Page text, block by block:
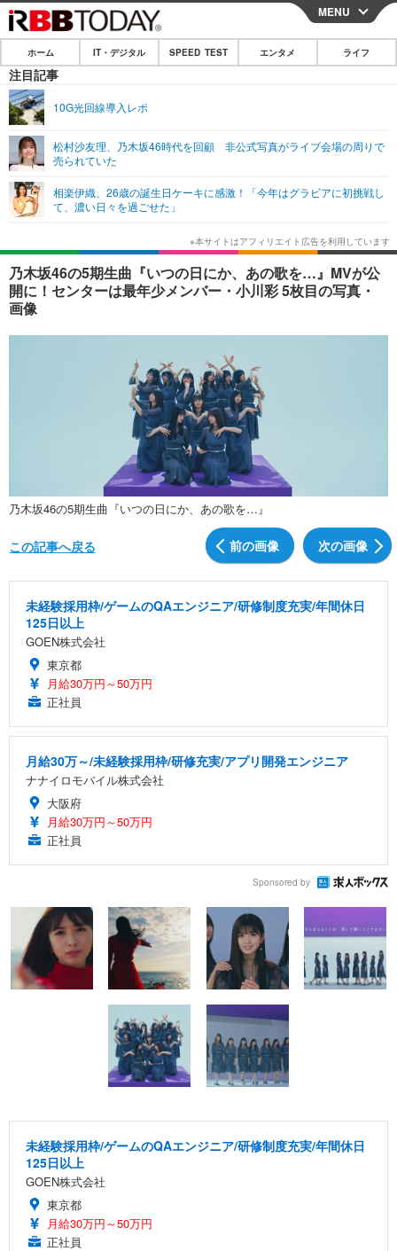
CLOSE
ホーム
IT・デジタル
ネタ
ショッピング その他
SPEED TEST
エンタメ
エンタメTOP
韓国・芸能
音楽 スポーツ
ライフ
ライフTOP グルメ
ペット ショッピング
リリース一覧
プッシュ通知の停止方法
MENU
ホーム IT・デジタル SPEED TEST エンタメ ライフ
注目記事
10G光回線導入レポ
松村沙友理、乃木坂46時代を回顧 非公式写真がライブ会場の周りで
売られていた
相楽伊織、26歳の誕生日ケーキに感激！「今年はグラビアに初挑戦し
て、濃い日々を過ごせた」
乃木坂46の5期生曲『いつの日にか、あの歌を…』MVが公
開に！センターは最年少メンバー・小川彩 5枚目の写真・
画像
乃木坂46の5期生曲『いつの日にか、あの歌を…』
前の画像 次の画像
この記事へ戻る
未経験採用枠/ゲームのQAエンジニア/研修制度充実/年間休日
125日以上
GOEN株式会社
東京都
月給30万円～50万円
正社員
月給30万～/未経験採用枠/研修充実/アプリ開発エンジニア
ナナイロモバイル株式会社
大阪府
月給30万円～50万円
正社員
Sponsored by
未経験採用枠/ゲームのQAエンジニア/研修制度充実/年間休日
125日以上
GOEN株式会社
東京都
月給30万円～50万円
正社員